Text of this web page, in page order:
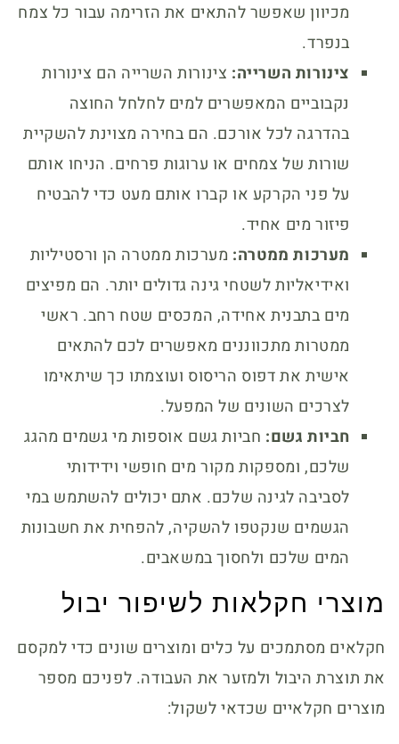
מכיוון שאפשר להתאים את הזרימה עבור כל צמח
בנפרד.
צינורות השרייה: צינורות השרייה הם צינורות
נקבוביים המאפשרים למים לחלחל החוצה
בהדרגה לכל אורכם. הם בחירה מצוינת להשקיית
שורות של צמחים או ערוגות פרחים. הניחו אותם
על פני הקרקע או קברו אותם מעט כדי להבטיח
פיזור מים אחיד.
מערכות ממטרה: מערכות ממטרה הן ורסטיליות
ואידיאליות לשטחי גינה גדולים יותר. הם מפיצים
מים בתבנית אחידה, המכסים שטח רחב. ראשי
ממטרות מתכווננים מאפשרים לכם להתאים
אישית את דפוס הריסוס ועוצמתו כך שיתאימו
לצרכים השונים של המפעל.
חביות גשם: חביות גשם אוספות מי גשמים מהגג
שלכם, ומספקות מקור מים חופשי וידידותי
לסביבה לגינה שלכם. אתם יכולים להשתמש במי
הגשמים שנקטפו להשקיה, להפחית את חשבונות
המים שלכם ולחסוך במשאבים.
מוצרי חקלאות לשיפור יבול
חקלאים מסתמכים על כלים ומוצרים שונים כדי למקסם
את תוצרת היבול ולמזער את העבודה. לפניכם מספר
מוצרים חקלאיים שכדאי לשקול: